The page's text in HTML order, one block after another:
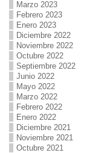
Marzo 2023
Febrero 2023
Enero 2023
Diciembre 2022
Noviembre 2022
Octubre 2022
Septiembre 2022
Junio 2022
Mayo 2022
Marzo 2022
Febrero 2022
Enero 2022
Diciembre 2021
Noviembre 2021
Octubre 2021